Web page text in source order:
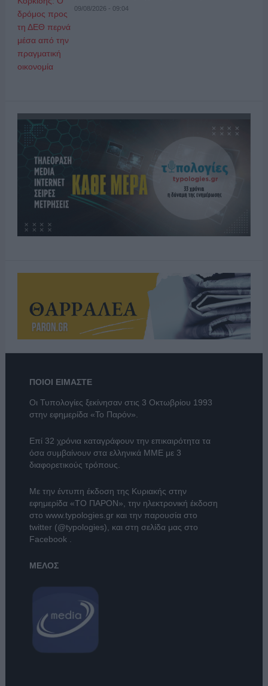
09/08/2026 - 09:04
ΠΟΙΟΙ ΕΙΜΑΣΤΕ
Οι Τυπολογίες ξεκίνησαν στις 3 Οκτωβρίου 1993
στην εφημερίδα «Το Παρόν».
Επί 32 χρόνια καταγράφουν την επικαιρότητα τα
όσα συμβαίνουν στα ελληνικά ΜΜΕ με 3
διαφορετικούς τρόπους.
Με την έντυπη έκδοση της Κυριακής στην
εφημερίδα «ΤΟ ΠΑΡΟΝ» , την ηλεκτρονική έκδοση
στο www.typologies.grκαι την παρουσία στο
twitter (@typologies) , και στη σελίδα μας στο
Facebook
ΜΕΛΟΣ